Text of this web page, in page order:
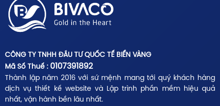
CÔNG TY TNHH ĐẦU TƯ QUỐC TẾ BIỂN VÀNG
Mã Số Thuế : 0107391892
Thành lập năm 2016 với sứ mệnh mang tới quý khách hàng
dịch vụ thiết kế website và Lập trình phần mềm hiệu quả
nhất, vận hành bền lâu nhất.